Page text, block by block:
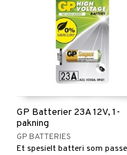
GP Batterier 23A 12V, 1-
pakning
GP BATTERIES